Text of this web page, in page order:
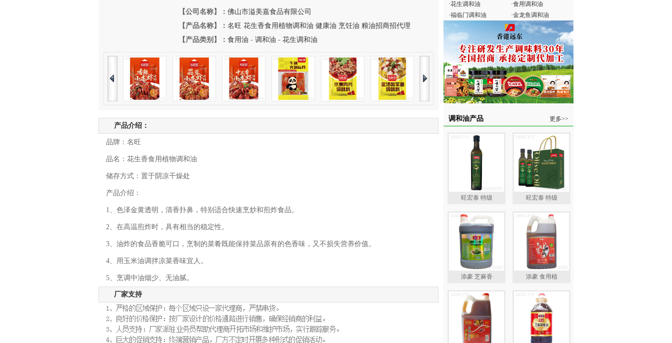
【公司名称】： 佛山市溢美嘉食品有限公司
【产品名称】： 名旺 花生香食用植物调和油 健康油 烹饪油 粮油招商招代理
【产品类别】： 食用油 - 调和油 - 花生调和油
产品介绍：
品牌：名旺
品名：花生香食用植物调和油
储存方式：置于阴凉干燥处
产品介绍：
1、色泽金黄透明，清香扑鼻，特别适合快速烹炒和煎炸食品。
2、在高温煎炸时，具有相当的稳定性。
3、油炸的食品香脆可口，烹制的菜肴既能保持菜品原有的色香味，又不损失营养价值。
4、用玉米油调拌凉菜香味宜人。
5、烹调中油烟少、无油腻。
厂家支持
·花生调和油 ·食用调和油
·福临门调和油 ·金龙鱼调和油
调和油产品 更多>>
旺宏泰 特级 旺宏泰 特级
添豪 芝麻香 添豪 食用植